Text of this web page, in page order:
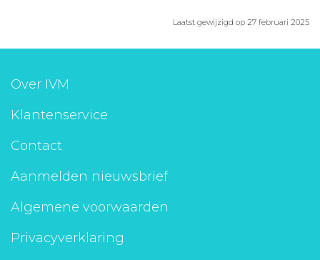
Laatst gewijzigd op 27 februari 2025
Over IVM
Klantenservice
Contact
Aanmelden nieuwsbrief
Algemene voorwaarden
Privacyverklaring